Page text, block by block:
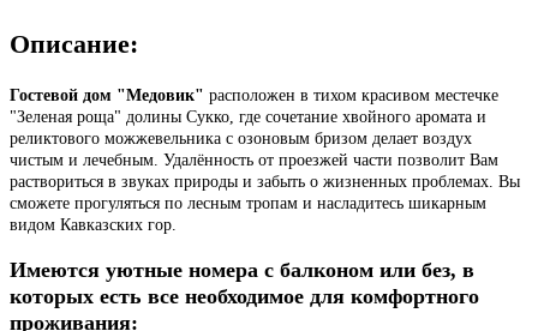
Описание:
Гостевой дом "Медовик" расположен в тихом красивом местечке
"Зеленая роща" долины Сукко, где сочетание хвойного аромата и
реликтового можжевельника с озоновым бризом делает воздух
чистым и лечебным. Удалённость от проезжей части позволит Вам
раствориться в звуках природы и забыть о жизненных проблемах. Вы
сможете прогуляться по лесным тропам и насладитесь шикарным
видом Кавказских гор.
Имеются уютные номера с балконом или без, в
которых есть все необходимое для комфортного
проживания: